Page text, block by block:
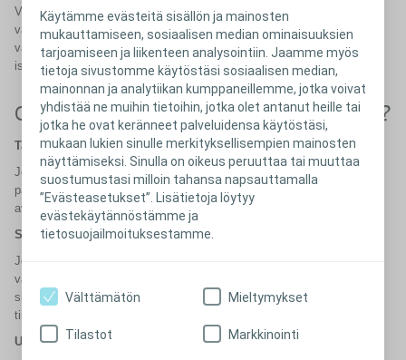
Käytämme evästeitä sisällön ja mainosten
mukauttamiseen, sosiaalisen median ominaisuuksien
tarjoamiseen ja liikenteen analysointiin. Jaamme myös
tietoja sivustomme käytöstäsi sosiaalisen median,
mainonnan ja analytiikan kumppaneillemme, jotka voivat
yhdistää ne muihin tietoihin, jotka olet antanut heille tai
jotka he ovat keränneet palveluidensa käytöstäsi,
mukaan lukien sinulle merkityksellisempien mainosten
näyttämiseksi. Sinulla on oikeus peruuttaa tai muuttaa
suostumustasi milloin tahansa napsauttamalla
”Evästeasetukset”. Lisätietoja löytyy
evästekäytännöstämme ja
tietosuojailmoituksestamme.
Välttämätön Mieltymykset
Tilastot Markkinointi
Vartalot muuttuvat ajan kanssa, joten aiemmin sinulle sopinut sidos ei
välttämättä enää tulevaisuudessa sovi sinulle. Nykyiseen
vartaloprofiiliisi sopivan avannesidoksen löytäminen on tärkeää
istuvuuden takia.
Onko avannealueesi ulospäin kohollaan?
Tasainen
Jos avainalueesi on vatsasi ihon tasolla, SenSura Mio voi istua sinulle
parhaiten. Sen elastinen pohjalevy takaa tiiviin istuvuuden tasaisella
avannealueella.
Sisäänpäin vetäytynyt
Jos avannealueesi on sisäänpäin vetäytynyt muodostaen kuopan
vatsaasi, Sensura Mio Convex voi parantaa istuvuutta. Sen
sisäänrakennettu joustoverkko taipuu avanteesi ympärillä varmasti ja
tiiviisti.
Ulospäin kohollaan